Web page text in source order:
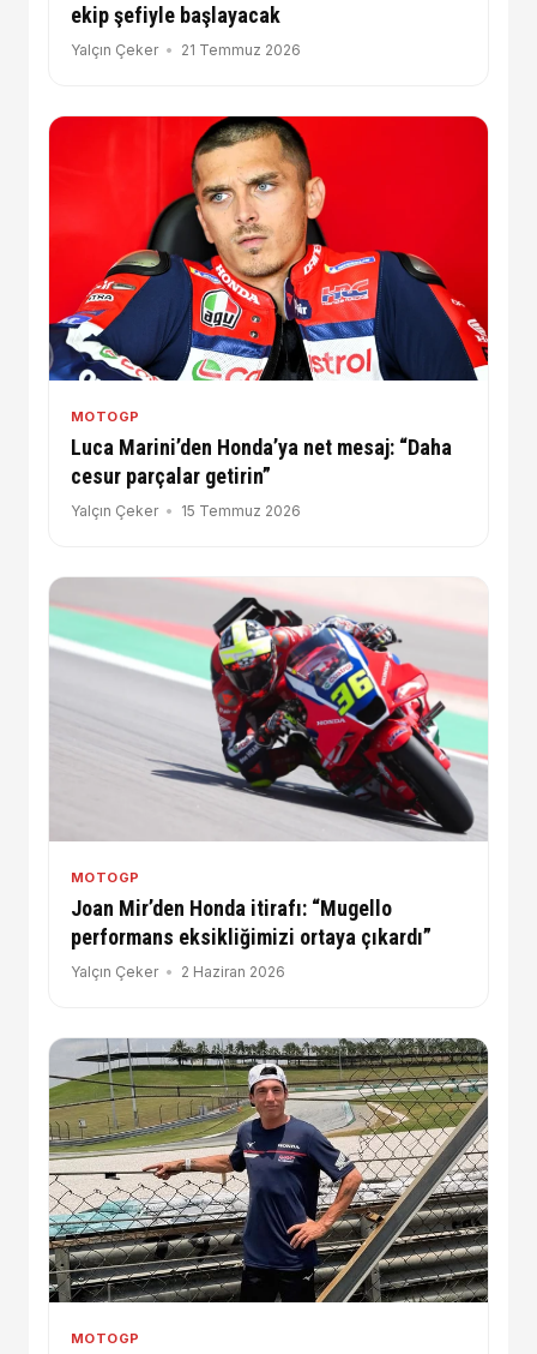
ekip şefiyle başlayacak
Yalçın Çeker 21 Temmuz 2026
MOTOGP
Luca Marini’den Honda’ya net mesaj: “Daha
cesur parçalar getirin”
Yalçın Çeker 15 Temmuz 2026
MOTOGP
Joan Mir’den Honda itirafı: “Mugello
performans eksikliğimizi ortaya çıkardı”
Yalçın Çeker 2 Haziran 2026
MOTOGP